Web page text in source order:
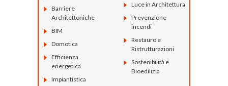
Barriere
Architettoniche
BIM
Domotica
Efficienza
energetica
Impiantistica
Luce in Architettura
Prevenzione
incendi
Restauro e
Ristrutturazioni
Sostenibilità e
Bioedilizia